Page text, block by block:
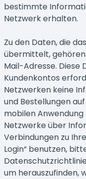
bestimmte
Netzwerk erhalten.
Zu den Daten, die
übermittelt, gehören
Mail-Adresse. Diese
Kundenkontos
Netzwerken keine
und Bestellungen
mobilen
Netzwerke über
Verbindungen zu
Login“ benutzen,
um herauszufinden,